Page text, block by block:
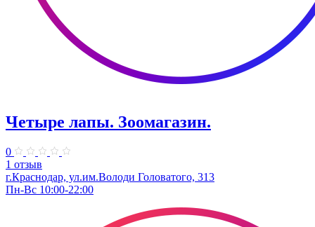
Четыре лапы. Зоомагазин.
0
1 отзыв
г.Краснодар, ул.им.Володи Головатого, 313
Пн-Вс 10:00-22:00